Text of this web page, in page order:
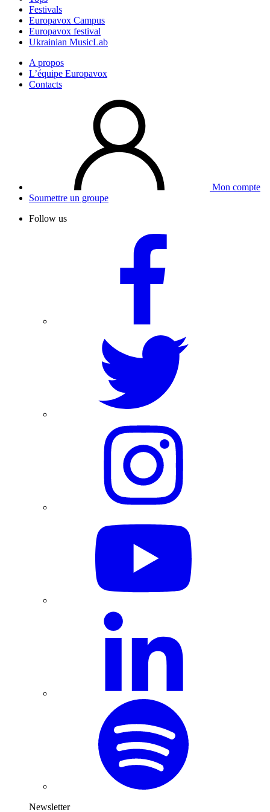
Festivals
Europavox Campus
Europavox festival
Ukrainian MusicLab
A propos
L’équipe Europavox
Contacts
Mon compte
Soumettre un groupe
Follow us
Newsletter